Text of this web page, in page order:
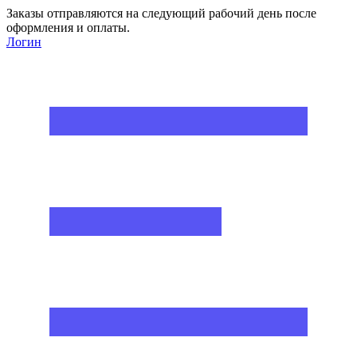
Заказы отправляются на следующий рабочий день после
оформления и оплаты.
Логин